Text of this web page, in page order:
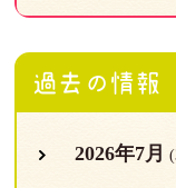
過去の情報
2026年7月